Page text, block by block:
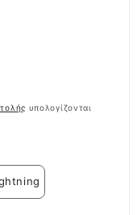
υπολογίζονται